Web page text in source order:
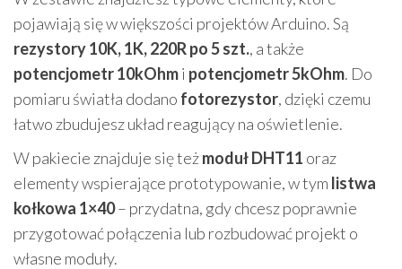
pojawiają się w większości projektów Arduino. Są
rezystory 10K, 1K, 220R po 5 szt., a także
potencjometr 10kOhmi potencjometr 5kOhm. Do
pomiaru światła dodano fotorezystor, dzięki czemu
łatwo zbudujesz układ reagujący na oświetlenie.
W pakiecie znajduje się teżmoduł DHT11 oraz
elementy wspierające prototypowanie, w tym listwa
kołkowa 1×40– przydatna, gdy chcesz poprawnie
przygotować połączenia lub rozbudować projekt o
własne moduły.